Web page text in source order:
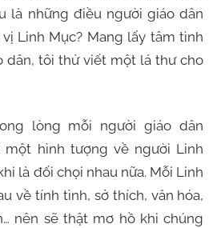
là những điều người giáo dân
Linh Mục? Mang lấy tâm tình
dân, tôi thử viết một lá thư cho
lòng mỗi người giáo dân
hình tượng về người Linh
là đối chọi nhau nữa. Mỗi Linh
về tính tình, sở thích, văn hóa,
nên sẽ thật mơ hồ khi chúng